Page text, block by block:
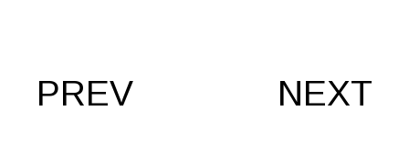
PREV NEXT